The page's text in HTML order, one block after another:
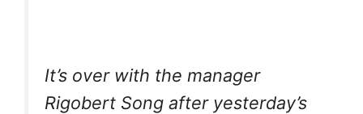
It’s over with the manager
Rigobert Song after yesterday’s